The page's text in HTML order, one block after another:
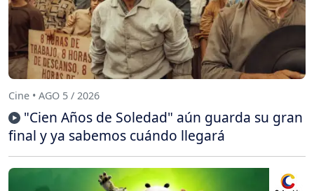
Cine • AGO 5 / 2026
"Cien Años de Soledad" aún guarda su gran
final y ya sabemos cuándo llegará